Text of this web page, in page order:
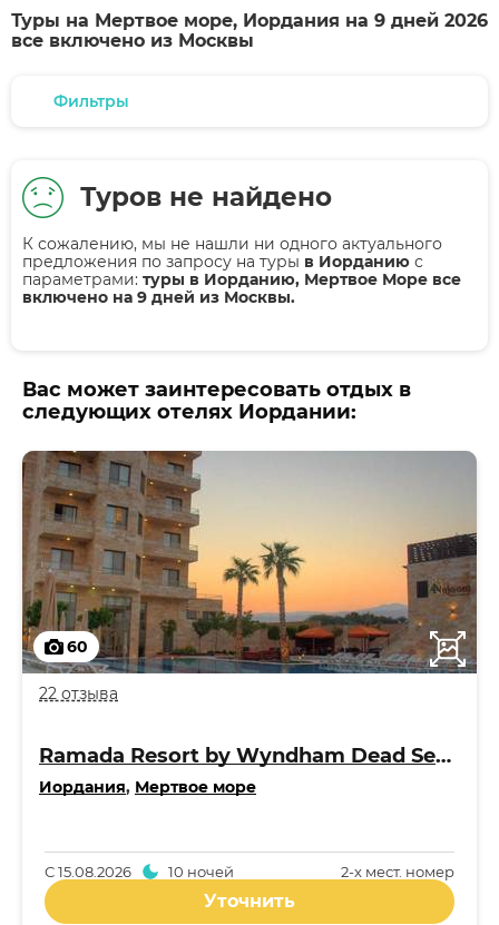
Туры на Мертвое море, Иордания на 9 дней 2026
все включено из Москвы
Фильтры
Туров не найдено
К сожалению, мы не нашли ни одного актуального
предложения по запросу на туры в Иорданию с
параметрами: туры в Иорданию, Мертвое Море все
включено на 9 дней из Москвы.
Вас может заинтересовать отдых в
следующих отелях Иордании:
60
22 отзыва
Ramada Resort by Wyndham Dead Sea 4*
Иордания, Мертвое море
2-x мест. номер
С15.08.2026 10 ночей
Уточнить